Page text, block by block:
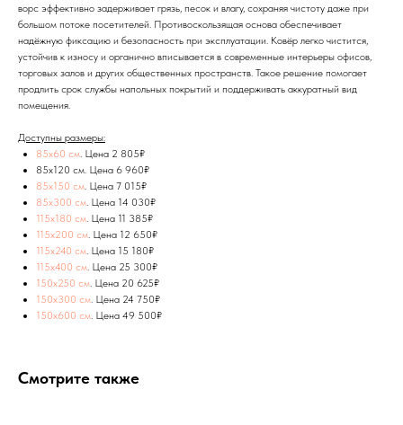
ворс эффективно задерживает грязь, песок и влагу, сохраняя чистоту даже при
большом потоке посетителей. Противоскользящая основа обеспечивает
надёжную фиксацию и безопасность при эксплуатации. Ковёр легко чистится,
устойчив к износу и органично вписывается в современные интерьеры офисов,
торговых залов и других общественных пространств. Такое решение помогает
продлить срок службы напольных покрытий и поддерживать аккуратный вид
помещения.
Доступны размеры:
85x60 см. Цена 2 805₽
85х120 см. Цена 6 960₽
85х150 см. Цена 7 015₽
85х300 см. Цена 14 030₽
115x180 см. Цена 11 385₽
115x200 см. Цена 12 650₽
115x240 см. Цена 15 180₽
115x400 см. Цена 25 300₽
150х250 см. Цена 20 625₽
150х300 см. Цена 24 750₽
150х600 см. Цена 49 500₽
Смотрите также